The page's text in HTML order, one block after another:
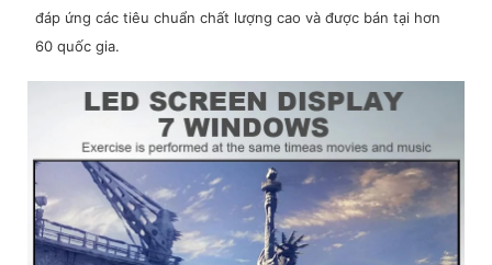
đáp ứng các tiêu chuẩn chất lượng cao và được bán tại hơn
60 quốc gia.